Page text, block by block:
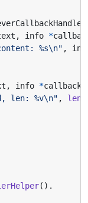
, info *
%s\n" ,
, info *callbacks
len: %v\n" , len
().